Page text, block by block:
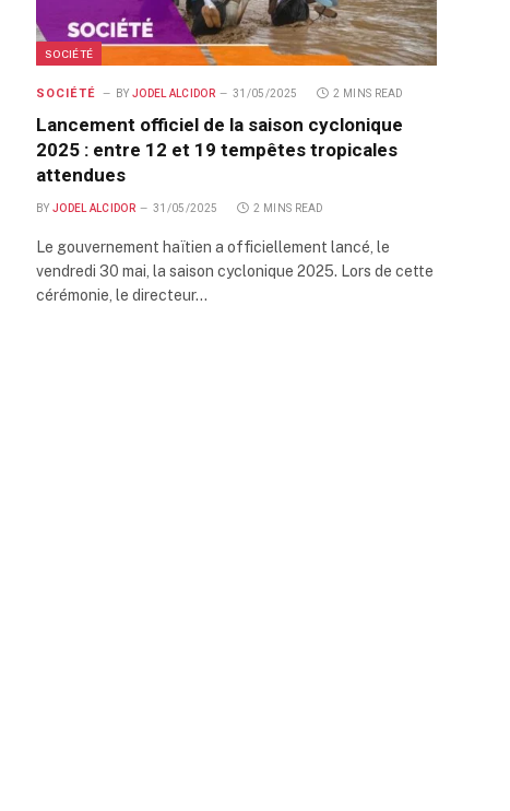
SOCIÉTÉ
SOCIÉTÉ BY JODEL ALCIDOR 31/05/2025 2 MINS READ
Lancement officiel de la saison cyclonique
2025 : entre 12 et 19 tempêtes tropicales
attendues
BY JODEL ALCIDOR 31/05/2025 2 MINS READ
Le gouvernement haïtien a officiellement lancé, le
vendredi 30 mai, la saison cyclonique 2025. Lors de cette
cérémonie, le directeur…